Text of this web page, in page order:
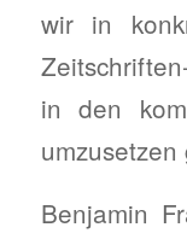
wir in
in den
umzusetzen
Benjamin